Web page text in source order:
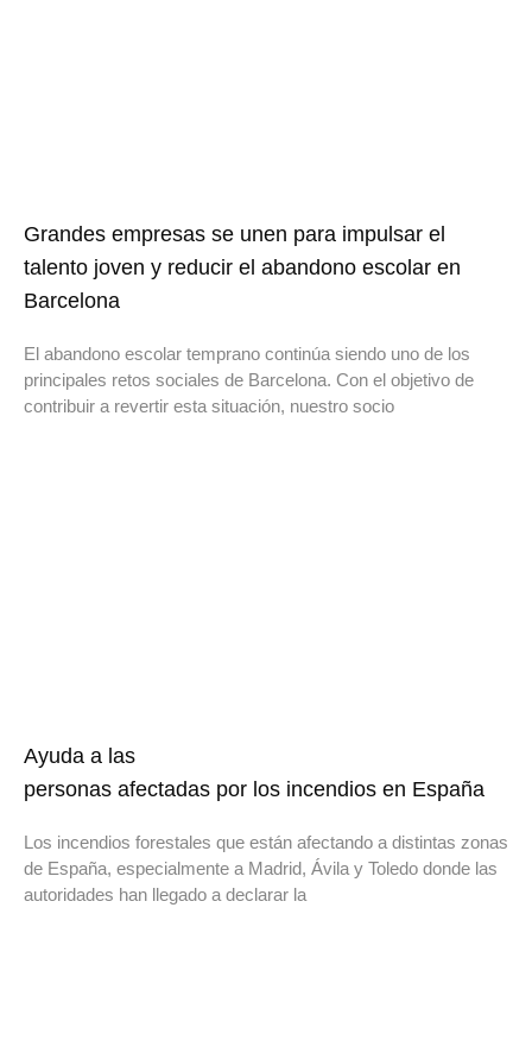
Grandes empresas se unen para impulsar el
talento joven y reducir el abandono escolar en
Barcelona
El abandono escolar temprano continúa siendo uno de los
principales retos sociales de Barcelona. Con el objetivo de
contribuir a revertir esta situación, nuestro socio
Ayuda a las
personas afectadas por los incendios en España
Los incendios forestales que están afectando a distintas zonas
de España, especialmente a Madrid, Ávila y Toledo donde las
autoridades han llegado a declarar la